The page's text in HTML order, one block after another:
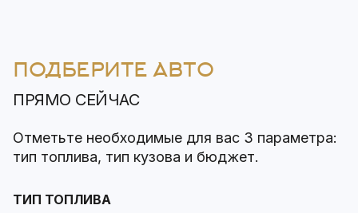
ПОДБЕРИТЕ АВТО
ПРЯМО СЕЙЧАС
Отметьте необходимые для вас 3 параметра:
тип топлива, тип кузова и бюджет.
ТИП ТОПЛИВА